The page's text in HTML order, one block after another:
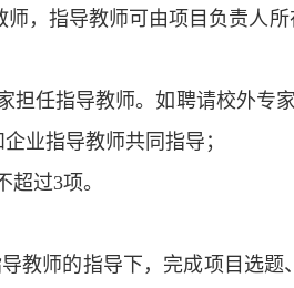
，指导教师可由项目负责人
担任指导教师。如聘请校外专
业指导教师共同指导；
过3项。
教师的指导下，完成项目选